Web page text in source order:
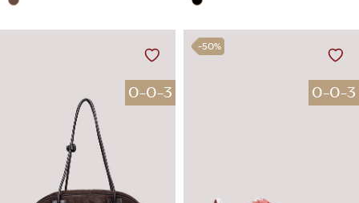
0-0-3
-50%
0-0-3